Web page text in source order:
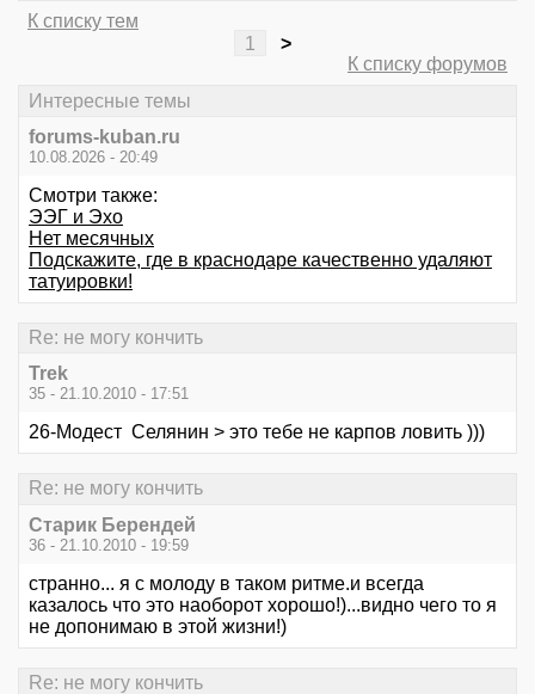
К списку тем
1
>
К списку форумов
Интересные темы
forums-kuban.ru
10.08.2026 - 20:49
Смотри также:
ЭЭГ и Эхо
Нет месячных
Подскажите, где в краснодаре качественно удаляют
татуировки!
Re: не могу кончить
Trek
35 - 21.10.2010 - 17:51
26-Модест Селянин > это тебе не карпов ловить )))
Re: не могу кончить
Старик Берендей
36 - 21.10.2010 - 19:59
странно... я с молоду в таком ритме.и всегда
казалось что это наоборот хорошо!)...видно чего то я
не допонимаю в этой жизни!)
Re: не могу кончить